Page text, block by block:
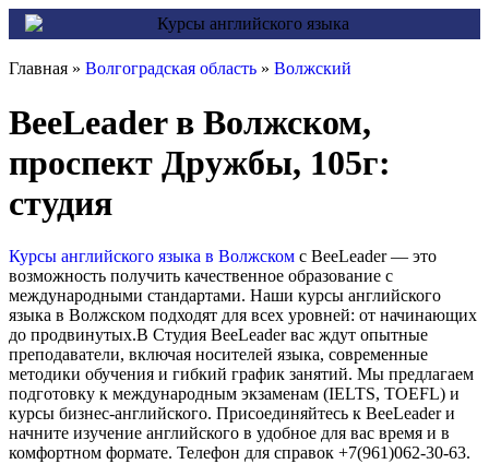
Главная » Волгоградская область » Волжский
BeeLeader в Волжском,
проспект Дружбы, 105г:
студия
Курсы английского языка в Волжском с BeeLeader — это
возможность получить качественное образование с
международными стандартами. Наши курсы английского
языка в Волжском подходят для всех уровней: от начинающих
до продвинутых.В Студия BeeLeader вас ждут опытные
преподаватели, включая носителей языка, современные
методики обучения и гибкий график занятий. Мы предлагаем
подготовку к международным экзаменам (IELTS, TOEFL) и
курсы бизнес-английского. Присоединяйтесь к BeeLeader и
начните изучение английского в удобное для вас время и в
комфортном формате. Телефон для справок +7(961)062-30-63.